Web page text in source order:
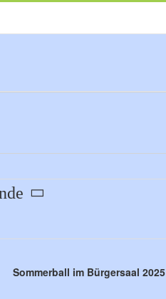
Sommerball im Bürgersaal 2025